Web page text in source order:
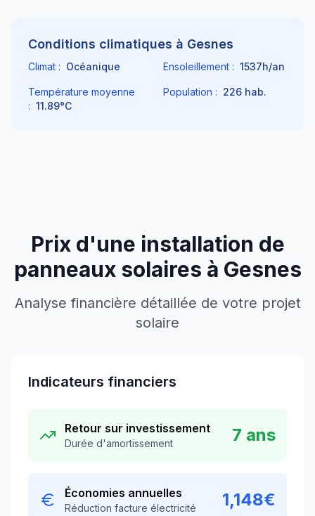
Conditions climatiques à Gesnes
Climat : Océanique Ensoleillement : 1537h/an
Température moyenne
: 11.89°C
Population : 226 hab.
Prix d'une installation de
panneaux solaires à Gesnes
Analyse financière détaillée de votre projet
solaire
Indicateurs financiers
Retour sur investissement
Durée d'amortissement 7 ans
Économies annuelles
Réduction facture électricité 1,148€